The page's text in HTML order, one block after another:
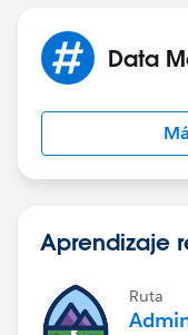
Data
Aprendizaje
Ruta